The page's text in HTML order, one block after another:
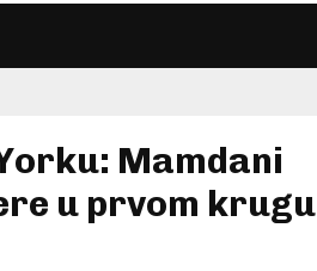
Mamdani
u prvom krugu